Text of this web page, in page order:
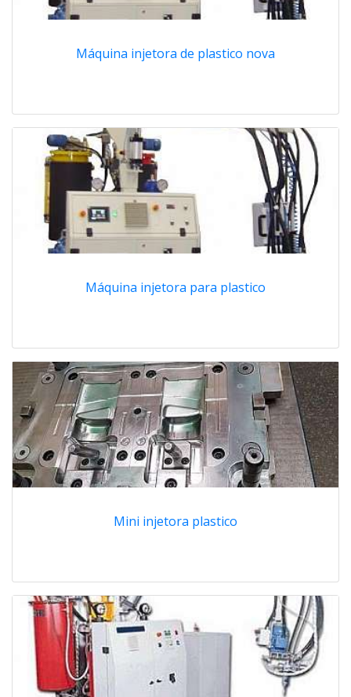
Máquina injetora de plastico nova
Máquina injetora para plastico
Mini injetora plastico